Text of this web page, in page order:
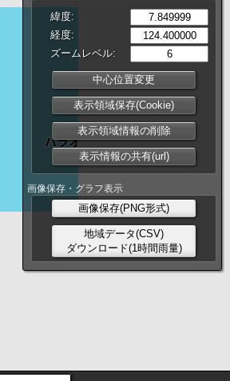
緯度:
経度:
ズームレベル:
中心位置変更
表示領域保存(Cookie)
表示領域情報の削除
表示情報の共有(url)
画像保存・グラフ表示
画像保存(PNG形式)
地域データ(CSV)
ダウンロード(1時間雨量)